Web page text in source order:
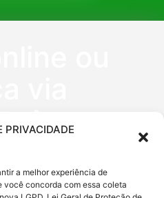
PRIVACIDADE
a melhor experiência de
você concorda com essa coleta
6620